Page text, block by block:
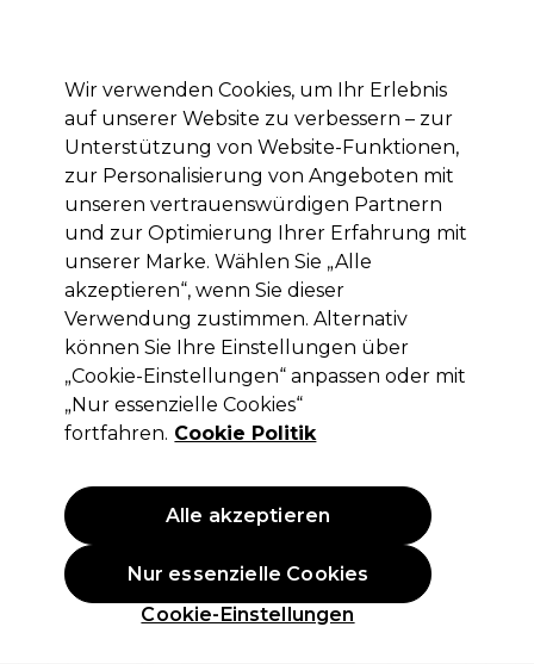
Anmelden
Marken Deals Haare Elektrogeräte Saloneinrichtung
Lieferung und Lieferzeiten
– mehr erfahren
Retinol
Retinol Vitamin C Augencreme 15g
(0)
14,69 €ohne MwSt.(PROFI-PREIS)
17,48 €inkl. MwSt.)
Wir verwenden Cookies, um Ihr Erlebnis
auf unserer Website zu verbessern – zur
Unterstützung von Website-Funktionen,
zur Personalisierung von Angeboten mit
unseren vertrauenswürdigen Partnern
und zur Optimierung Ihrer Erfahrung mit
unserer Marke. Wählen Sie „Alle
akzeptieren“, wenn Sie dieser
Verwendung zustimmen. Alternativ
können Sie Ihre Einstellungen über
„Cookie-Einstellungen“ anpassen oder mit
„Nur essenzielle Cookies“
fortfahren. Cookie Politik
Cookie-Einstellungen
Nur essenzielle Cookies
Alle akzeptieren